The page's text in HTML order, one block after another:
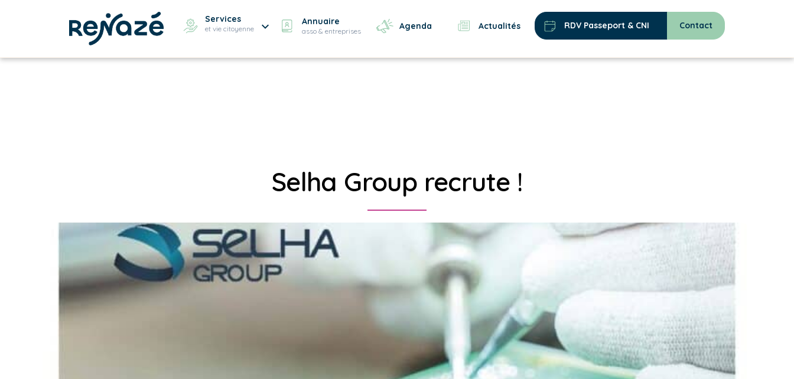
Services
et vie citoyenne
Annuaire
asso & entreprises Agenda Actualités RDV Passeport & CNI Contact
Selha Group recrute !